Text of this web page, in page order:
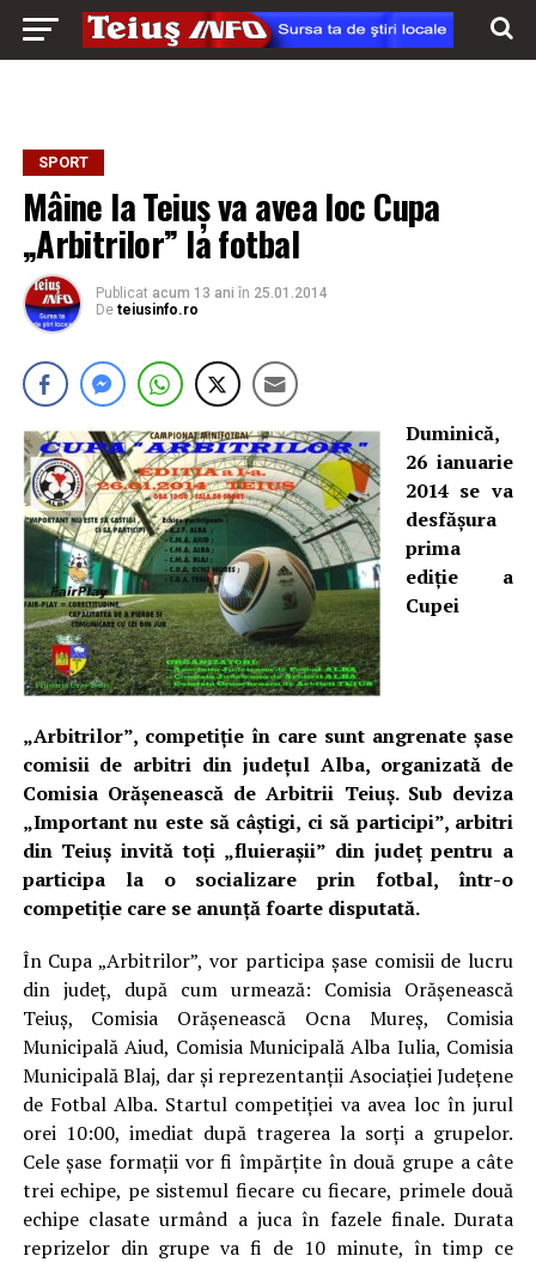
SPORT
Mâine la Teiuș va avea loc Cupa
„Arbitrilor” la fotbal
Publicat acum 13 ani în 25.01.2014
De teiusinfo.ro
Duminică,
26 ianuarie
2014 se va
desfăşura
prima
ediţie a
Cupei
„Arbitrilor”, competiţie în care sunt angrenate şase
comisii de arbitri din judeţul Alba, organizată de
Comisia Orășenească de Arbitrii Teiuş. Sub deviza
„Important nu este să câştigi, ci să participi”, arbitri
din Teiuş invită toţi „fluieraşii” din judeţ pentru a
participa la o socializare prin fotbal, într-o
competiţie care se anunţă foarte disputată.
În Cupa „Arbitrilor”, vor participa şase comisii de lucru
din judeţ, după cum urmează: Comisia Orăşenească
Teiuş, Comisia Orăşenească Ocna Mureş, Comisia
Municipală Aiud, Comisia Municipală Alba Iulia, Comisia
Municipală Blaj, dar şi reprezentanţii Asociaţiei Judeţene
de Fotbal Alba. Startul competiţiei va avea loc în jurul
orei 10:00, imediat după tragerea la sorţi a grupelor.
Cele şase formații vor fi împărţite în două grupe a câte
trei echipe, pe sistemul fiecare cu fiecare, primele două
echipe clasate urmând a juca în fazele finale. Durata
reprizelor din grupe va fi de 10 minute, în timp ce